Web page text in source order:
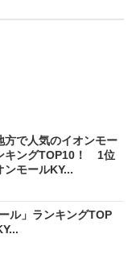
方で人気のイオンモー
キングTOP10！ 1位
ンモールKY...
ル」ランキングTOP